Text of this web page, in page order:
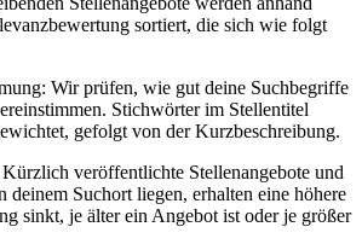
sortiert, die sich wie folgt
Wir prüfen, wie gut deine Suchbegriffe
Stichwörter im Stellentitel
gefolgt von der Kurzbeschreibung.
veröffentlichte Stellenangebote und
deinem Suchort liegen, erhalten eine höhere
sinkt, je älter ein Angebot ist oder je größer